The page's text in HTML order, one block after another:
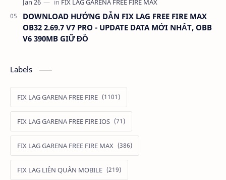
DOWNLOAD HƯỚNG DẪN FIX LAG FREE FIRE MAX
OB32 2.69.7 V7 PRO - UPDATE DATA MỚI NHẤT, OBB
V6 390MB GIỮ ĐỒ
Labels
FIX LAG GARENA FREE FIRE
FIX LAG GARENA FREE FIRE IOS
FIX LAG GARENA FREE FIRE MAX
FIX LAG LIÊN QUÂN MOBILE